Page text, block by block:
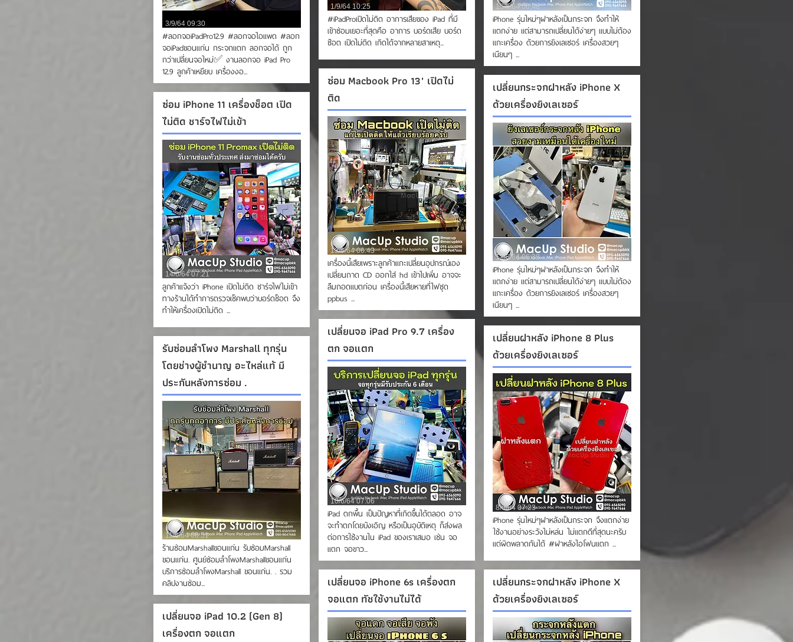
3/9/64 09:30
#ลอกจอiPadPro12.9 #ลอกจอไอแพด #ลอก
จอiPadขอนแก่น กระจกแตก ลอกจอได้ ถูก
กว่าเปลี่ยนจอใหม่✅ งานลอกจอ iPad Pro
12.9 ลูกค้าเหยียบ เครื่องงอ...
ซ่อม iPhone 11 เครื่องช็อต เปิด
ไม่ติด ชาร์จไฟไม่เข้า
14/6/64 07:21
ลูกค้าแจ้งว่า iPhone เปิดไม่ติด ชาร์จไฟไม่เข้า
ทางร้านได้ทำการตรวจเช็คพบว่าบอร์ดช็อต จึง
ทำให้เครื่องเปิดไม่ติด ...
รับซ่อมลำโพง Marshall ทุกรุ่น
โดยช่างผู้ชำนาญ อะไหล่แท้ มี
ประกันหลังการซ่อม .
11/6/64 06:51
ร้านซ่อมMarshallขอนแก่น รับซ่อมMarshall
ขอนแก่น. ศูนย์ซ่อมลำโพงMarshallขอนแก่น
บริการซ่อมลำโพงMarshall ขอนแก่น. . รวม
คลิปงานซ่อม...
เปลี่ยนจอ iPad 10.2 (Gen 8)
เครื่องตก จอแตก
1/9/64 10:25
#iPadProเปิดไม่ติด อาการเสียของ iPad ที่มี
เข้าซ่อมเยอะที่สุดคือ อาการ บอร์ดเสีย บอร์ด
ช๊อต เปิดไม่ติด เกิดได้จากหลายสาเหตุ...
ซ่อม Macbook Pro 13" เปิดไม่
ติด
13/6/64 06:43
เครื่องนี้เสียเพราะลูกค้าแกะเปลี่ยนอุปกรณ์เอง
เปลี่ยนถาด CD ออกใส่ hd เข้าไปเพิ่ม อาจจะ
ลืมถอดแบตก่อน เครื่องนี้เสียหายที่ไฟชุด
ppbus ...
เปลี่ยนจอ iPad Pro 9.7 เครื่อง
ตก จอแตก
10/6/64 07:06
iPad ตกพื้น เป็นปัญหาที่เกิดขึ้นได้ตลอด อาจ
จะทำตกโดยบังเอิญ หรือเป็นอุบัติเหตุ ก็ส่งผล
ต่อการใช้งานใน iPad ของเราเสมอ เช่น จอ
แตก จอขาว...
เปลี่ยนจอ iPhone 6s เครื่องตก
จอแตก ทัชใช้งานไม่ได้
15/6/64 06:48
iPhone รุ่นใหม่ๆฝาหลังเป็นกระจก จึงทำให้
แตกง่าย แต่สามารถเปลี่ยนได้ง่ายๆ แบบไม่ต้อง
แกะเครื่อง ด้วยการยิงเลเซอร์ เครื่องสวยๆ
เนียนๆ ...
เปลี่ยนกระจกฝาหลัง iPhone X
ด้วยเครื่องยิงเลเซอร์
12/6/64 06:39
iPhone รุ่นใหม่ๆฝาหลังเป็นกระจก จึงทำให้
แตกง่าย แต่สามารถเปลี่ยนได้ง่ายๆ แบบไม่ต้อง
แกะเครื่อง ด้วยการยิงเลเซอร์ เครื่องสวยๆ
เนียนๆ ...
เปลี่ยนฝาหลัง iPhone 8 Plus
ด้วยเครื่องยิงเลเซอร์
8/6/64 07:23
iPhone รุ่นใหม่ๆฝาหลังเป็นกระจก จึงแตกง่าย
ใช้งานอย่างระวังไม่หล่น ไม่แตกดีที่สุดนะครับ
แต่ผิดพลาดกันได้ #ฝาหลังไอโฟนแตก ...
เปลี่ยนกระจกฝาหลัง iPhone X
ด้วยเครื่องยิงเลเซอร์